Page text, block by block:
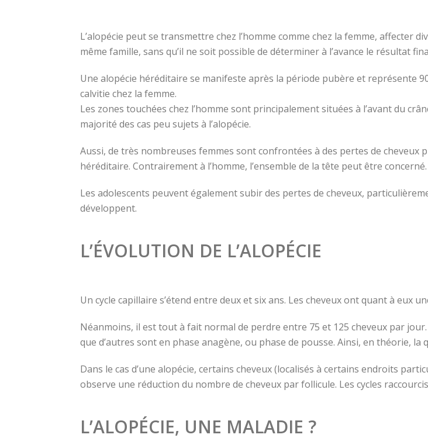
L’alopécie peut se transmettre chez l’homme comme chez la femme, affecter
même famille, sans qu’il ne soit possible de déterminer à l’avance le résultat
Une alopécie héréditaire se manifeste après la période pubère et représente 90
calvitie chez la femme.
Les zones touchées chez l’homme sont principalement situées à l’avant du
majorité des cas peu sujets à l’alopécie.
Aussi, de très nombreuses femmes sont confrontées à des pertes de
héréditaire. Contrairement à l’homme, l’ensemble de la tête peut être concerné.
Les adolescents peuvent également subir des pertes de cheveux,
développent.
L’ÉVOLUTION DE L’ALOPÉCIE
Un cycle capillaire s’étend entre deux et six ans. Les cheveux ont quant à eux
Néanmoins, il est tout à fait normal de perdre entre 75 et 125 cheveux par
que d’autres sont en phase anagène, ou phase de pousse. Ainsi, en théorie,
Dans le cas d’une alopécie, certains cheveux (localisés à certains endroits
observe une réduction du nombre de cheveux par follicule. Les cycles
L’ALOPÉCIE, UNE MALADIE ?